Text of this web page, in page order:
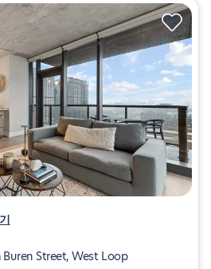
Street, West Loop